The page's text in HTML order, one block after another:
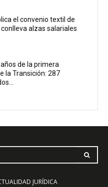
el convenio textil de
conlleva alzas salariales
de la primera
la Transición: 287
JURÍDICA